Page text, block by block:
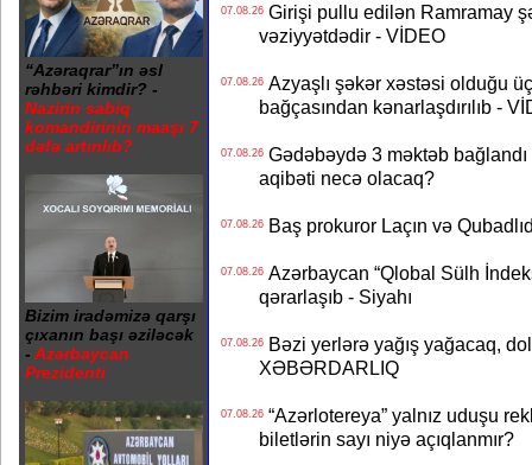
“Azəraqrar”ın əsl
rəhbəri kimdir? -
Nazirin sabiq
komandirinin maaşı 7
dəfə artırılıb?
Bizim iradəmizə qarşı
çıxanın başı əziləcək
- Azərbaycan
Prezidenti
07.08.26Girişi pullu edilən Ramramay
vəziyyətdədir - VİDEO
07.08.26Azyaşlı şəkər xəstəsi olduğu
bağçasından kənarlaşdırılıb -
07.08.26Gədəbəydə 3 məktəb
aqibəti necə olacaq?
07.08.26Baş prokuror Laçın və
07.08.26Azərbaycan “Qlobal Sülh
qərarlaşıb - Siyahı
07.08.26Bəzi yerlərə yağış yağacaq,
XƏBƏRDARLIQ
07.08.26“Azərlotereya” yalnız uduşu
biletlərin sayı niyə açıqlanmır?